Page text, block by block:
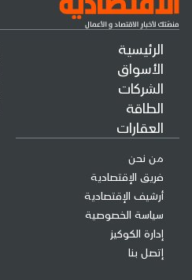
الرئيسية
الأسواق
الشركات
الطاقة
العقارات
من نحن
فريق الإقتصادية
أرشيف الإقتصادية
سياسة الخصوصية
إدارة الكوكيز
إتصل بنا